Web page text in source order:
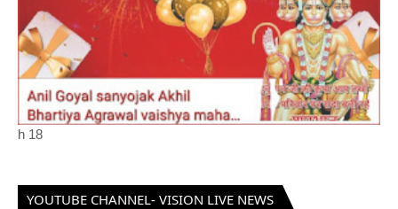
h 18
YOUTUBE CHANNEL- VISION LIVE NEWS